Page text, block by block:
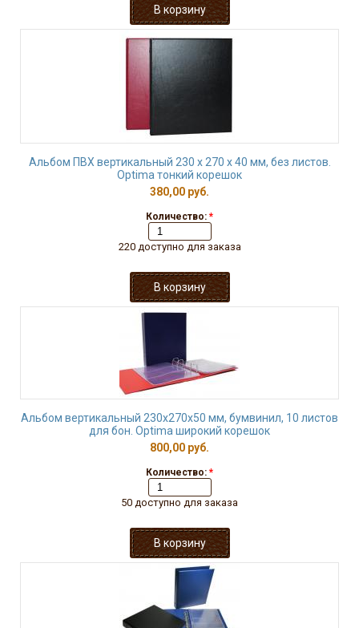
Альбом ПВХ вертикальный 230 х 270 х 40 мм, без листов.
Optima тонкий корешок
380,00 руб.
Количество: *
220 доступно для заказа
Альбом вертикальный 230х270х50 мм, бумвинил, 10 листов
для бон. Optima широкий корешок
800,00 руб.
Количество: *
50 доступно для заказа